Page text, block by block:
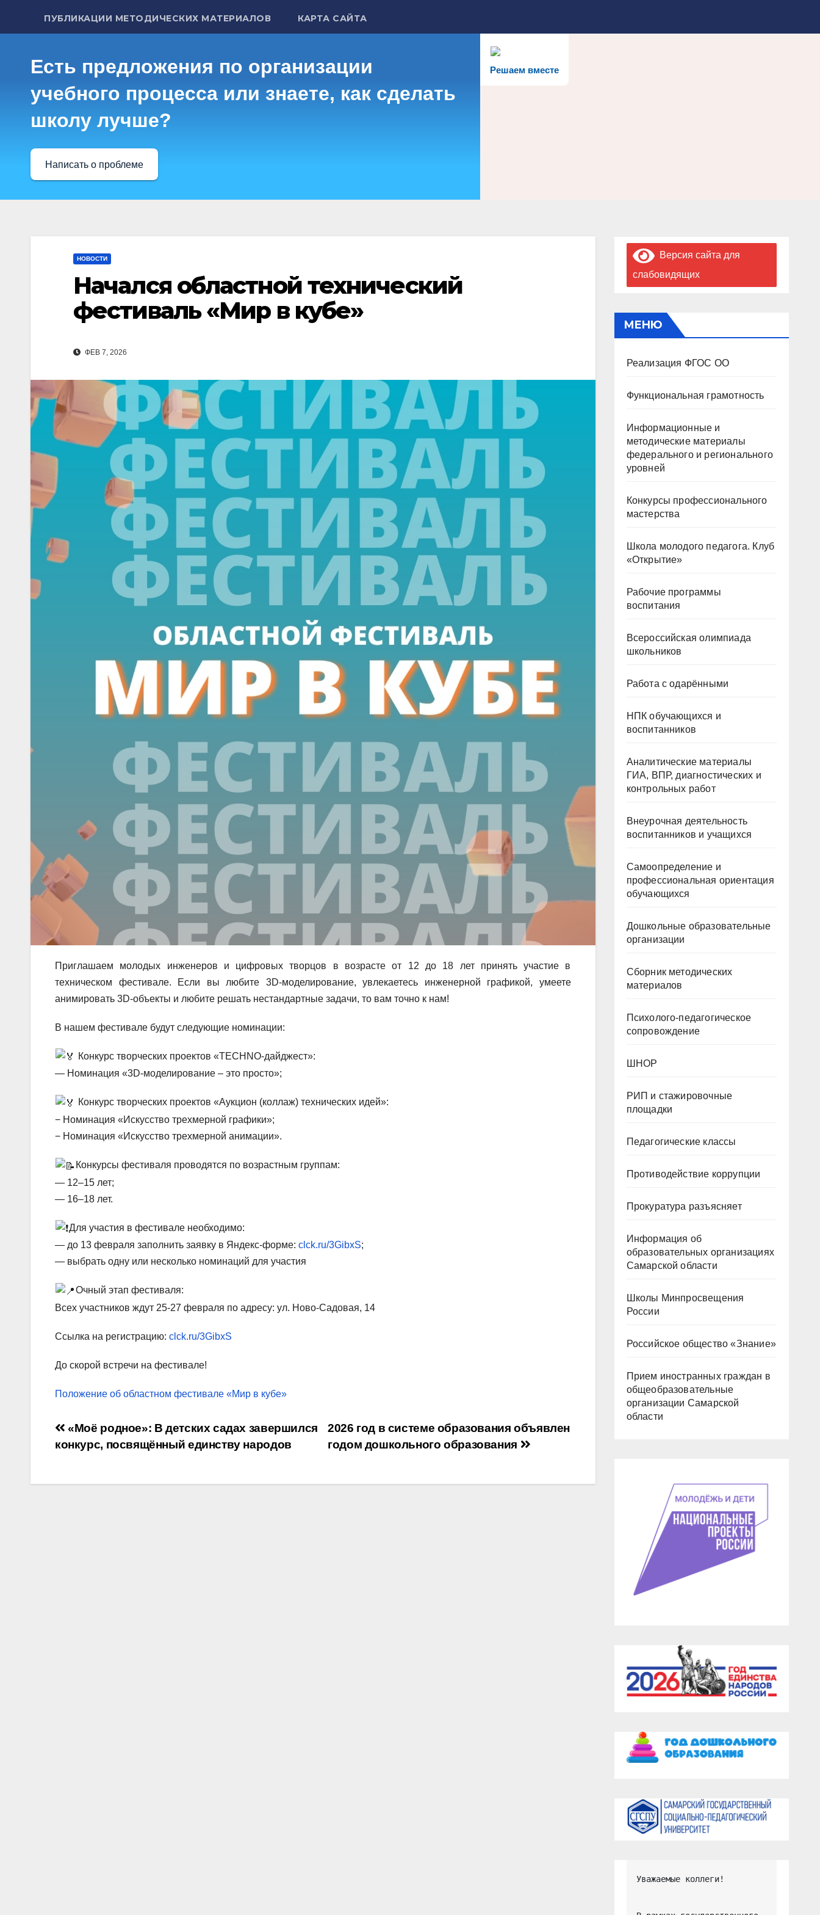
ПУБЛИКАЦИИ МЕТОДИЧЕСКИХ МАТЕРИАЛОВ КАРТА САЙТА
Решаем вместе
Есть предложения по организации
учебного процесса или знаете, как сделать
школу лучше?
Написать о проблеме
НОВОСТИ
Начался областной технический
фестиваль «Мир в кубе»
ФЕВ 7, 2026
Приглашаем молодых инженеров и цифровых творцов в возрасте от 12 до 18 лет принять участие в
техническом фестивале. Если вы любите 3D-моделирование, увлекаетесь инженерной графикой, умеете
анимировать 3D-объекты и любите решать нестандартные задачи, то вам точно к нам!
В нашем фестивале будут следующие номинации:
Конкурс творческих проектов «TECHNO-дайджест»:
— Номинация «3D-моделирование – это просто»;
Конкурс творческих проектов «Аукцион (коллаж) технических идей»:
− Номинация «Искусство трехмерной графики»;
− Номинация «Искусство трехмерной анимации».
Конкурсы фестиваля проводятся по возрастным группам:
— 12–15 лет;
— 16–18 лет.
Для участия в фестивале необходимо:
— до 13 февраля заполнить заявку в Яндекс-форме: clck.ru/3GibxS;
— выбрать одну или несколько номинаций для участия
Очный этап фестиваля:
Всех участников ждут 25-27 февраля по адресу: ул. Ново-Садовая, 14
Ссылка на регистрацию: clck.ru/3GibxS
До скорой встречи на фестивале!
Положение об областном фестивале «Мир в кубе»
Навигация
записям
2026 год в системе образования объявлен
годом дошкольного образования
«Моё родное»: В детских садах завершился
конкурс, посвящённый единству народов
Версия сайта для
слабовидящих
МЕНЮ
Реализация ФГОС ОО
Функциональная грамотность
Информационные и
методические материалы
федерального и регионального
уровней
Конкурсы профессионального
мастерства
Школа молодого педагога. Клуб
«Открытие»
Рабочие программы
воспитания
Всероссийская олимпиада
школьников
Работа с одарёнными
НПК обучающихся и
воспитанников
Аналитические материалы
ГИА, ВПР, диагностических и
контрольных работ
Внеурочная деятельность
воспитанников и учащихся
Самоопределение и
профессиональная ориентация
обучающихся
Дошкольные образовательные
организации
Сборник методических
материалов
Психолого-педагогическое
сопровождение
ШНОР
РИП и стажировочные
площадки
Педагогические классы
Противодействие коррупции
Прокуратура разъясняет
Информация об
образовательных организациях
Самарской области
Школы Минпросвещения
России
Российское общество «Знание»
Прием иностранных граждан в
общеобразовательные
организации Самарской
области
Уважаемые коллеги!